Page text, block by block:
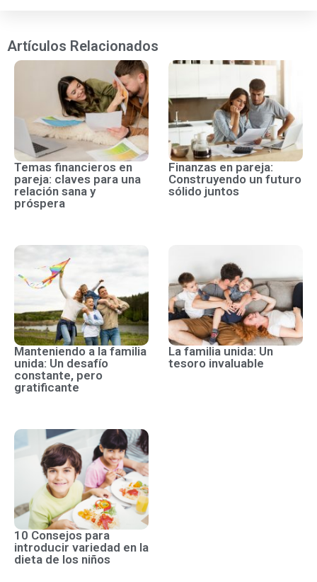
Artículos Relacionados
Temas financieros en
pareja: claves para una
relación sana y
próspera
Finanzas en pareja:
Construyendo un futuro
sólido juntos
Manteniendo a la familia
unida: Un desafío
constante, pero
gratificante
La familia unida: Un
tesoro invaluable
10 Consejos para
introducir variedad en la
dieta de los niños